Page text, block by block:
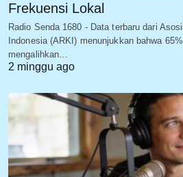
Frekuensi Lokal
Radio Senda 1680 - Data terbaru dari
Indonesia (ARKI) menunjukkan bahwa
mengalihkan…
2 minggu ago